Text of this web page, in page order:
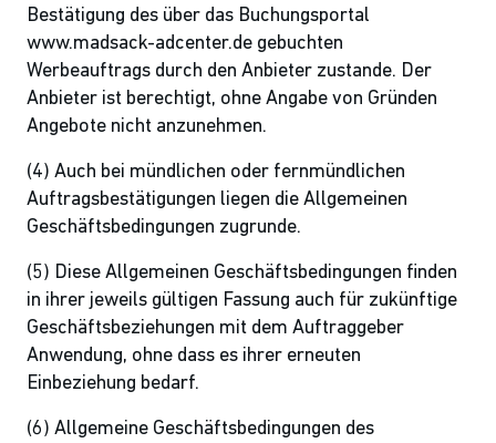
Bestätigung des über das Buchungsportal
www.madsack-adcenter.de gebuchten
Werbeauftrags durch den Anbieter zustande. Der
Anbieter ist berechtigt, ohne Angabe von Gründen
Angebote nicht anzunehmen.
(4) Auch bei mündlichen oder fernmündlichen
Auftragsbestätigungen liegen die Allgemeinen
Geschäftsbedingungen zugrunde.
(5) Diese Allgemeinen Geschäftsbedingungen finden
in ihrer jeweils gültigen Fassung auch für zukünftige
Geschäftsbeziehungen mit dem Auftraggeber
Anwendung, ohne dass es ihrer erneuten
Einbeziehung bedarf.
(6) Allgemeine Geschäftsbedingungen des